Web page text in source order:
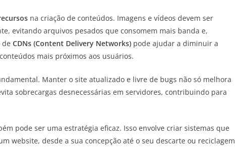
na criação de conteúdos. Imagens e vídeos devem ser
evitando arquivos pesados que consomem mais banda e,
de CDNs (Content Delivery Networks) pode ajudar a diminuir a
mais próximos aos usuários.
Manter o site atualizado e livre de bugs não só melhora
sobrecargas desnecessárias em servidores, contribuindo para
pode ser uma estratégia eficaz. Isso envolve criar sistemas que
website, desde a sua concepção até o seu descarte ou reciclagem